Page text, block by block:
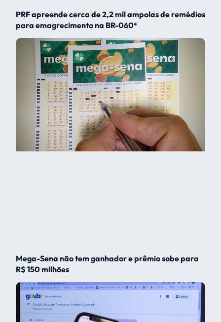
PRF apreende cerca de 2,2 mil ampolas de remédios
para emagrecimento na BR-060*
Mega-Sena não tem ganhador e prêmio sobe para
R$ 150 milhões